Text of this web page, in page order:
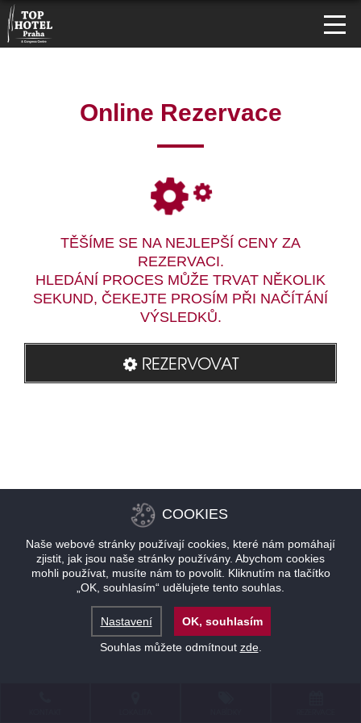
Online Rezervace
TĚŠÍME SE NA NEJLEPŠÍ CENY ZA
REZERVACI.
HLEDÁNÍ PROCES MŮŽE TRVAT NĚKOLIK
SEKUND, ČEKEJTE PROSÍM PŘI NAČÍTÁNÍ
VÝSLEDKŮ.
REZERVOVAT
COOKIES
Naše webové stránky používají cookies, které nám pomáhají
zjistit, jak jsou naše stránky používány. Abychom cookies
mohli používat, musíte nám to povolit. Kliknutím na tlačítko
„OK, souhlasím“ udělujete tento souhlas.
Nastavení
OK, souhlasím
Souhlas můžete odmítnout zde.